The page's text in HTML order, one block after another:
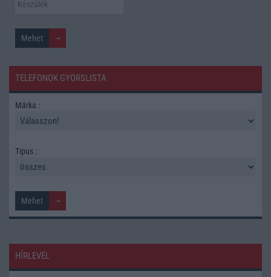
TELEFONOK GYORSLISTA
Márka :
Tipus :
HÍRLEVÉL